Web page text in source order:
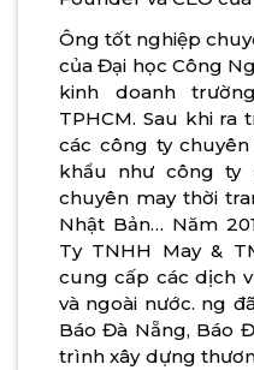
Ông tốt nghiệp
của Đại học Công
kinh doanh
TPHCM. Sau khi ra
các công ty
khẩu như công ty
chuyên may thời
Nhật Bản… Năm
Ty TNHH May &
cung cấp các dịch
và ngoài nước. ng
Báo Đà Nẵng, Báo
trình xây dựng